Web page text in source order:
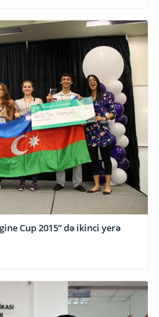
Cup 2015” də ikinci yerə